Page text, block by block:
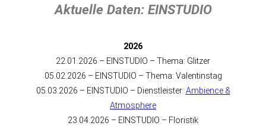
Aktuelle Daten: EINSTUDIO
2026
22.01.2026 – EINSTUDIO – Thema: Glitzer
05.02.2026 – EINSTUDIO – Thema: Valentinstag
05.03.2026 – EINSTUDIO – Dienstleister: Ambience &
Atmosphere
23.04.2026 – EINSTUDIO – Floristik